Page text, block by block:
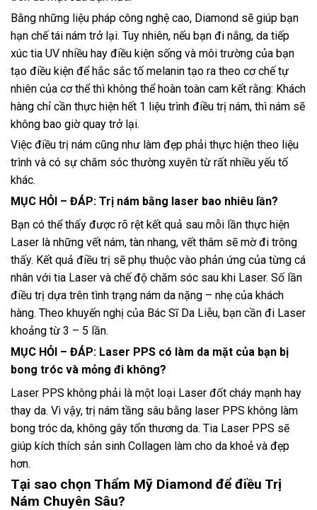
Bằng những liệu pháp công nghệ cao, Diamond sẽ giúp bạn
hạn chế tái nám trở lại. Tuy nhiên, nếu bạn đi nắng, da tiếp
xúc tia UV nhiều hay điều kiện sống và môi trường của bạn
tạo điều kiện để hắc sắc tố melanin tạo ra theo cơ chế tự
nhiên của cơ thể thì không thể hoàn toàn cam kết rằng: Khách
hàng chỉ cần thực hiện hết 1 liệu trình điều trị nám, thì nám sẽ
không bao giờ quay trở lại.
Việc điều trị nám cũng như làm đẹp phải thực hiện theo liệu
trình và có sự chăm sóc thường xuyên từ rất nhiều yếu tố
khác.
MỤC HỎI – ĐÁP: Trị nám bằng laser bao nhiêu lần?
Bạn có thể thấy được rõ rệt kết quả sau mỗi lần thực hiện
Laser là những vết nám, tàn nhang, vết thâm sẽ mờ đi trông
thấy. Kết quả điều trị sẽ phụ thuộc vào phản ứng của từng cá
nhân với tia Laser và chế độ chăm sóc sau khi Laser. Số lần
điều trị dựa trên tình trạng nám da nặng – nhẹ của khách
hàng. Theo khuyến nghị của Bác Sĩ Da Liễu, bạn cần đi Laser
khoảng từ 3 – 5 lần.
MỤC HỎI – ĐÁP: Laser PPS có làm da mặt của bạn bị
bong tróc và mỏng đi không?
Laser PPS không phải là một loại Laser đốt cháy mạnh hay
thay da. Vì vậy, trị nám tầng sâu bằng laser PPS không làm
bong tróc da, không gây tổn thương da. Tia Laser PPS sẽ
giúp kích thích sản sinh Collagen làm cho da khoẻ và đẹp
hơn.
Tại sao chọn Thẩm Mỹ Diamond để điều Trị
Nám Chuyên Sâu?